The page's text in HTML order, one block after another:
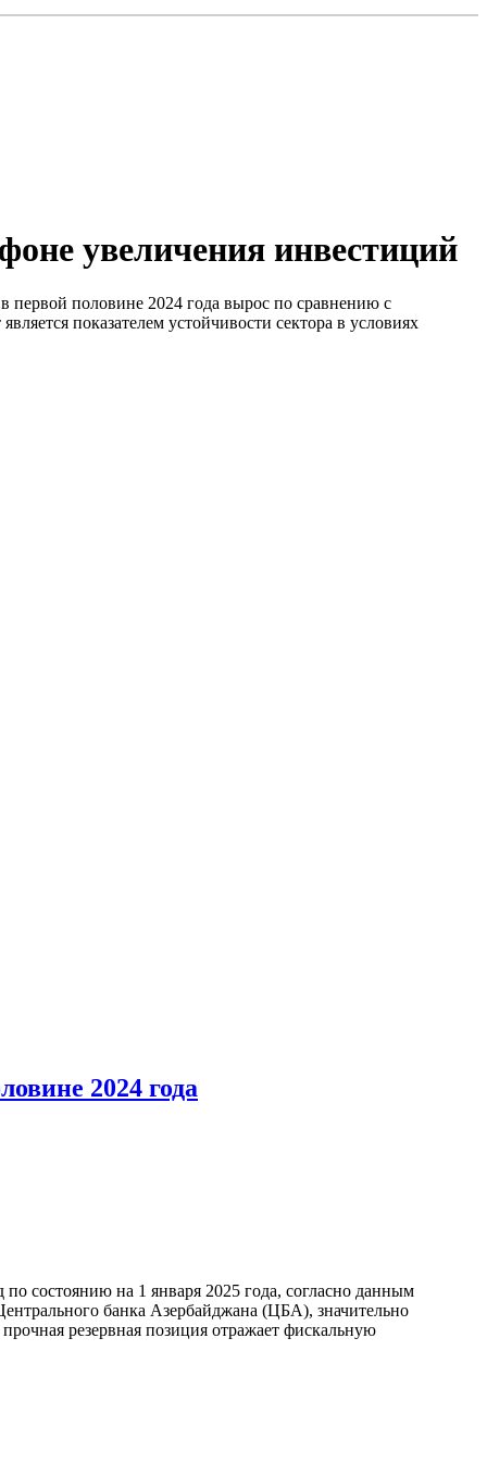
увеличения инвестиций
первой половине 2024 года вырос по сравнению с
показателем устойчивости сектора в условиях
2024 года
состоянию на 1 января 2025 года, согласно данным
банка Азербайджана (ЦБА), значительно
резервная позиция отражает фискальную